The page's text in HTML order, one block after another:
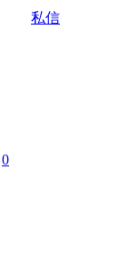
私信
0